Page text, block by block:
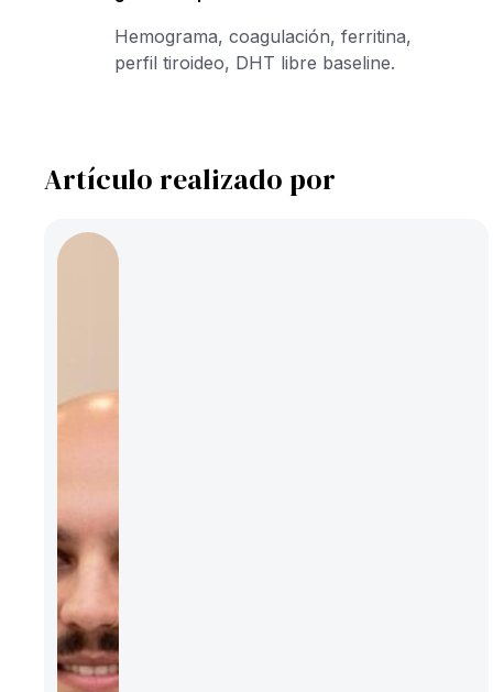
Hemograma, coagulación, ferritina,
perfil tiroideo, DHT libre baseline.
Artículo realizado por